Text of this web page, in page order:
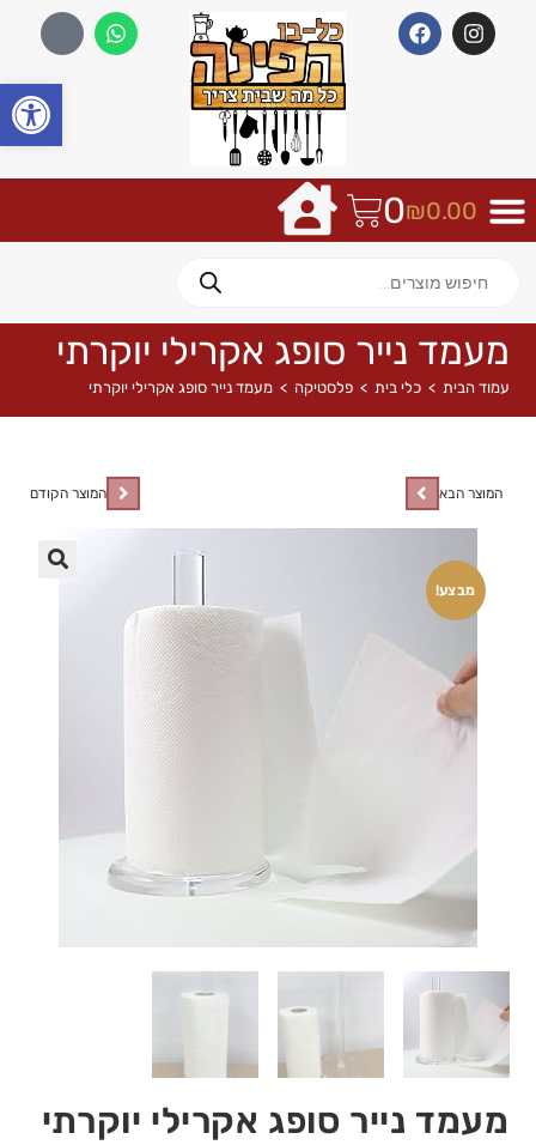
₪0.00
0
מעמד נייר סופג אקרילי יוקרתי
עמוד הבית > כלי בית > פלסטיקה > מעמד נייר סופג אקרילי יוקרתי
מבצע!
המוצר הקודם המוצר הבא
מעמד נייר סופג אקרילי יוקרתי